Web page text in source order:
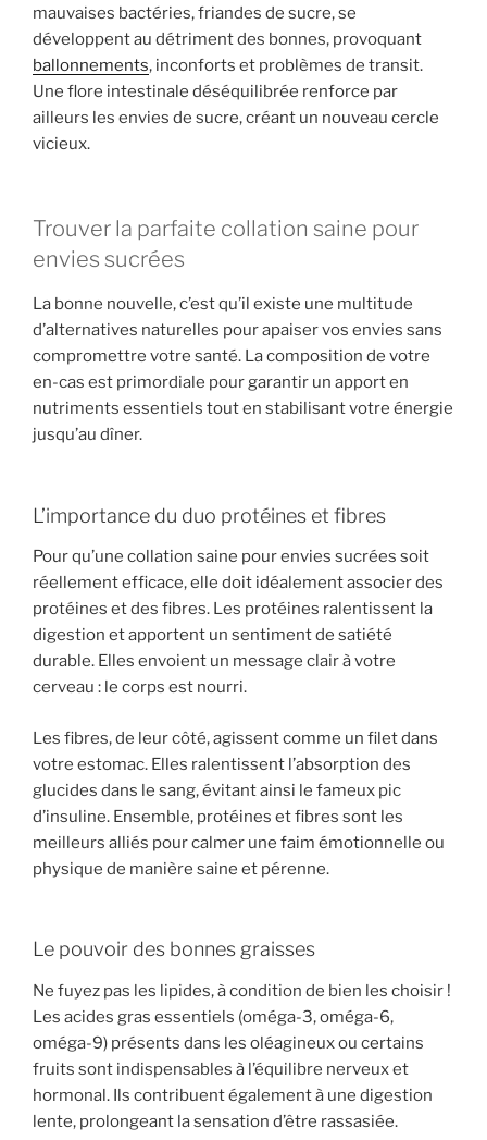
mauvaises bactéries, friandes de sucre, se
développent au détriment des bonnes, provoquant
ballonnements, inconforts et problèmes de transit.
Une flore intestinale déséquilibrée renforce par
ailleurs les envies de sucre, créant un nouveau cercle
vicieux.
Trouver la parfaite collation saine pour
envies sucrées
La bonne nouvelle, c’est qu’il existe une multitude
d’alternatives naturelles pour apaiser vos envies sans
compromettre votre santé. La composition de votre
en-cas est primordiale pour garantir un apport en
nutriments essentiels tout en stabilisant votre énergie
jusqu’au dîner.
L’importance du duo protéines et fibres
Pour qu’une collation saine pour envies sucrées soit
réellement efficace, elle doit idéalement associer des
protéines et des fibres. Les protéines ralentissent la
digestion et apportent un sentiment de satiété
durable. Elles envoient un message clair à votre
cerveau : le corps est nourri.
Les fibres, de leur côté, agissent comme un filet dans
votre estomac. Elles ralentissent l’absorption des
glucides dans le sang, évitant ainsi le fameux pic
d’insuline. Ensemble, protéines et fibres sont les
meilleurs alliés pour calmer une faim émotionnelle ou
physique de manière saine et pérenne.
Le pouvoir des bonnes graisses
Ne fuyez pas les lipides, à condition de bien les choisir !
Les acides gras essentiels (oméga-3, oméga-6,
oméga-9) présents dans les oléagineux ou certains
fruits sont indispensables à l’équilibre nerveux et
hormonal. Ils contribuent également à une digestion
lente, prolongeant la sensation d’être rassasiée.